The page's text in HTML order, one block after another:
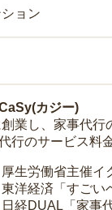
ョン
カジー)
業し、家事代行
行のサービス料
生労働省主催イ
洋経済「すごい
経DUAL「家事